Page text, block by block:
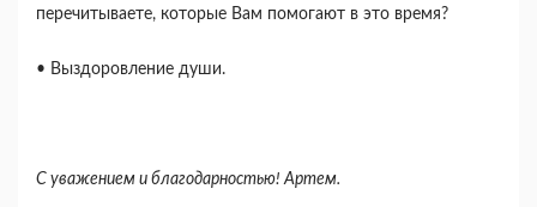
перечитываете, которые Вам помогают в это время?
• Выздоровление души.
С уважением и благодарностью! Артем.